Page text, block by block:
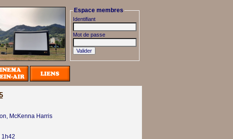
Espace membres
Identifiant
Mot de passe
McKenna Harris
1h42